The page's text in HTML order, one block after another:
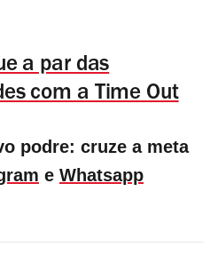
a par das
com a Time Out
podre: cruze a meta
e Whatsapp